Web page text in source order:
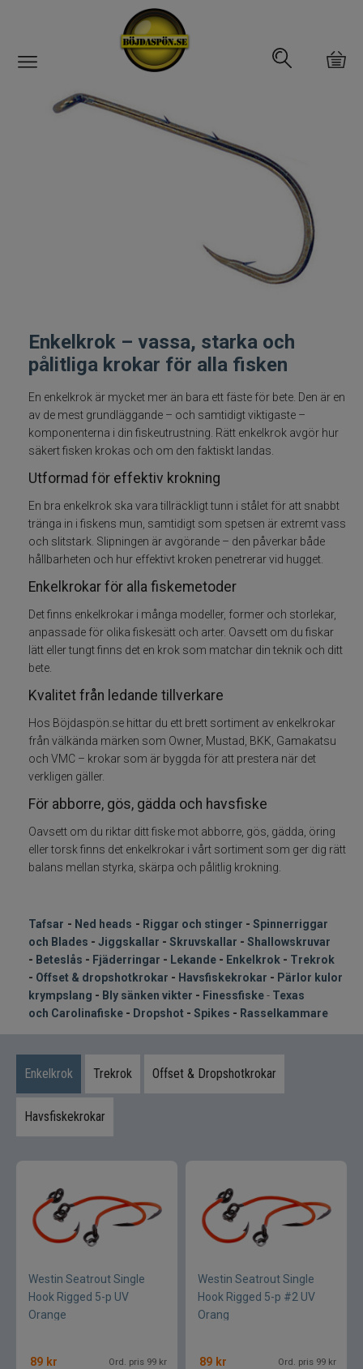
Gäddfemman
Fiskedrag
Fiskelinor
Småplock
Ned heads
Tafsar
Färdiga riggar/stinger
Spinneriggar & blades
Jiggskallar skruvskallar shallowskruv
Krokar
Pärlor Kulor Krympslang
Bly Sänken Vikter
Dropshot Texas Carolina Finessfiske
Rasselkammare
Tillbehör
Flugbindning
Flugfiske
Vinterfiske
Kläder
Specimenfiske
Enkelkrok – vassa, starka och
pålitliga krokar för alla fisken
En enkelkrok är mycket mer än bara ett fäste för bete. Den är en
av de mest grundläggande – och samtidigt viktigaste –
komponenterna i din fiskeutrustning. Rätt enkelkrok avgör hur
säkert fisken krokas och om den faktiskt landas.
Utformad för effektiv krokning
En bra enkelkrok ska vara tillräckligt tunn i stålet för att snabbt
tränga in i fiskens mun, samtidigt som spetsen är extremt vass
och slitstark. Slipningen är avgörande – den påverkar både
hållbarheten och hur effektivt kroken penetrerar vid hugget.
Enkelkrokar för alla fiskemetoder
Det finns enkelkrokar i många modeller, former och storlekar,
anpassade för olika fiskesätt och arter. Oavsett om du fiskar
lätt eller tungt finns det en krok som matchar din teknik och ditt
bete.
Kvalitet från ledande tillverkare
Hos Böjdaspön.se hittar du ett brett sortiment av enkelkrokar
från välkända märken som Owner, Mustad, BKK, Gamakatsu
och VMC – krokar som är byggda för att prestera när det
verkligen gäller.
För abborre, gös, gädda och havsfiske
Oavsett om du riktar ditt fiske mot abborre, gös, gädda, öring
eller torsk finns det enkelkrokar i vårt sortiment som ger dig rätt
balans mellan styrka, skärpa och pålitlig krokning.
Tafsar - Ned heads - Riggar och stinger - Spinnerriggar
och Blades - Jiggskallar - Skruvskallar - Shallowskruvar
- Beteslås - Fjäderringar - Lekande - Enkelkrok - Trekrok
- Offset & dropshotkrokar - Havsfiskekrokar - Pärlor kulor
krympslang - Bly sänken vikter - Finessfiske- Texas
och Carolinafiske - Dropshot - Spikes - Rasselkammare
Enkelkrok Trekrok Offset & Dropshotkrokar
Havsfiskekrokar
Westin Seatrout Single
Hook Rigged 5-p UV
Orange
89 kr Ord. pris 99 kr
Westin Seatrout Single
Hook Rigged 5-p #2 UV
Orang
89 kr Ord. pris 99 kr